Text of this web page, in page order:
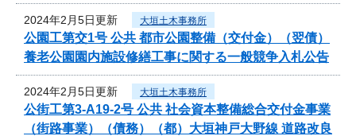
2024年2月5日更新 大垣土木事務所
公園工第交1号 公共 都市公園整備（交付金）（翌債）
養老公園園内施設修繕工事に関する一般競争入札公告
2024年2月5日更新 大垣土木事務所
公街工第3-A19-2号 公共 社会資本整備総合交付金事業
（街路事業）（債務）（都）大垣神戸大野線 道路改良